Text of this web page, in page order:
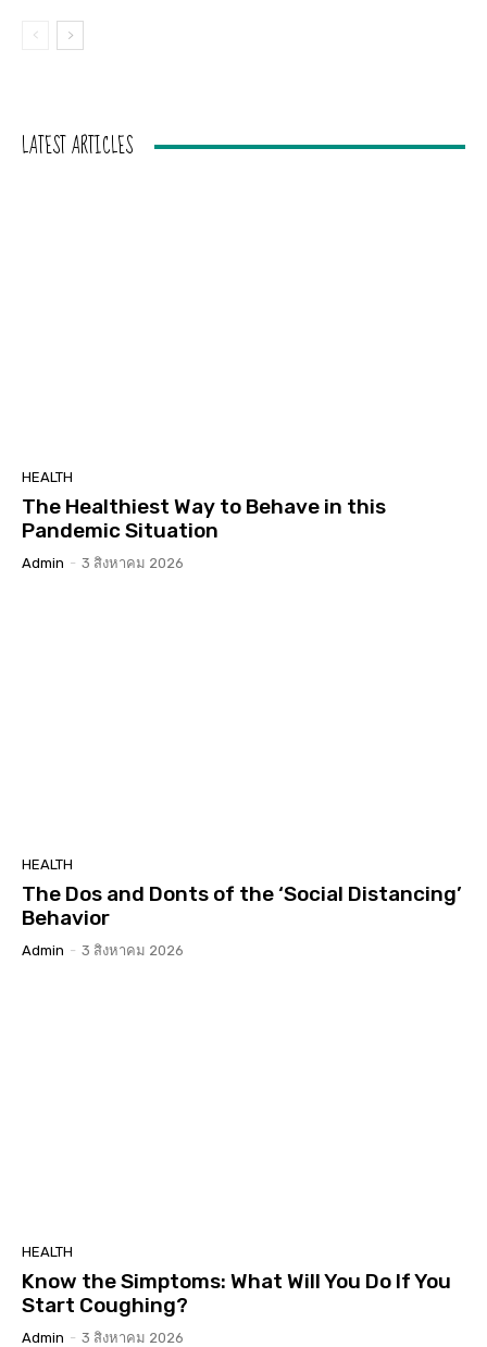
LATEST ARTICLES
HEALTH
The Healthiest Way to Behave in this
Pandemic Situation
Admin - 3 สิงหาคม 2026
HEALTH
The Dos and Donts of the ‘Social Distancing’
Behavior
Admin - 3 สิงหาคม 2026
HEALTH
Know the Simptoms: What Will You Do If You
Start Coughing?
Admin - 3 สิงหาคม 2026